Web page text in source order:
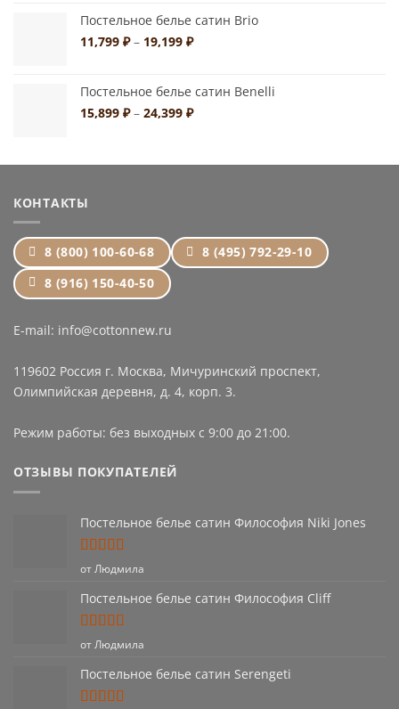
–
19,199 ₽
Постельное белье сатин Brio
11,799 ₽ – 19,199 ₽Диапазон
–
19,199 ₽
Постельное белье сатин Benelli
15,899 ₽ – 24,399 ₽Диапазон
–
КОНТАКТЫ
8 (800) 100-60-68
8 (495) 792-29-10
8 (916) 150-40-50
E-mail: info@cottonnew.ru
119602 Россия г. Москва, Мичуринский проспект,
Олимпийская деревня, д. 4, корп. 3.
Режим работы: без выходных с 9:00 до 21:00.
ОТЗЫВЫ ПОКУПАТЕЛЕЙ
Постельное белье сатин Философия Niki Jones
Оценка5
от Людмила
Постельное белье сатин Философия Cliff
Оценка5
от Людмила
Постельное белье сатин Serengeti